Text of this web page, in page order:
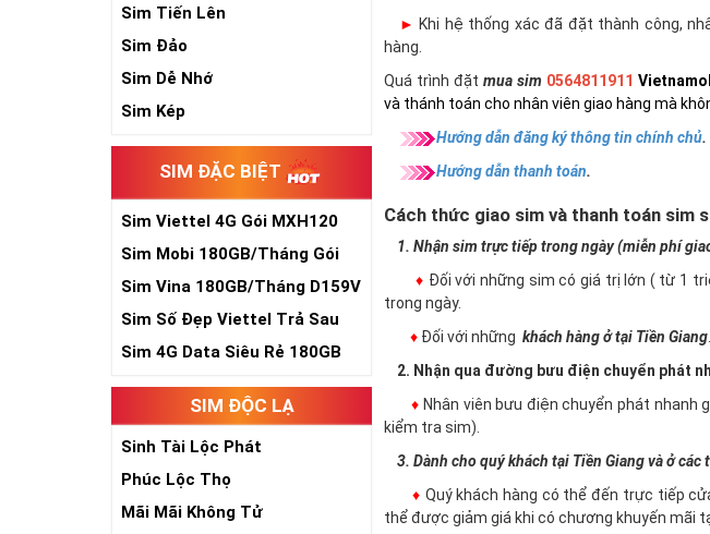
Sim Tiến Lên
Sim Đảo
Sim Dễ Nhớ
Sim Kép
SIM ĐẶC BIỆT
Sim Viettel 4G Gói MXH120
Siêu Rẻ
Sim Mobi 180GB/Tháng Gói
TK159
Sim Vina 180GB/Tháng D159V
Sim Số Đẹp Viettel Trả Sau
Sim 4G Data Siêu Rẻ 180GB
SIM ĐỘC LẠ
Sinh Tài Lộc Phát
Phúc Lộc Thọ
Mãi Mãi Không Tử
► Khi hệ thống xác đã đặt thành công,
hàng.
Quá trình đặtmua sim 0564811911
và thánh toán cho nhân viên giao hàng mà
Hướng dẫn đăng ký thông tin chính chủ.
Hướng dẫn thanh toán.
Cách thức giao sim và thanh toán sim
1. Nhận sim trực tiếp trong ngày (miễn phí
♦ Đối với những sim có giá trị lớn ( từ 1
trong ngày.
♦ Đối với nhữngkhách hàng ở tại Tiền Giang
2. Nhận qua đường bưu điện chuyển phát
♦ Nhân viên bưu điện chuyển phát
kiểm tra sim).
3. Dành cho quý khách tại Tiền Giang và ở các
♦ Quý khách hàng có thể đến trực tiếp
thể được giảm giá khi có chương khuyến mãi